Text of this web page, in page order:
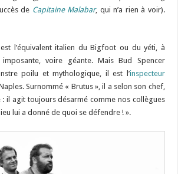
de Capitaine Malabar, qui n’a rien à voir).
l’équivalent italien du Bigfoot ou du yéti, à
voire géante. Mais Bud Spencer
poilu et mythologique, il est l’inspecteur
Surnommé « Brutus », il a selon son chef,
il agit toujours désarmé comme nos collègues
lui a donné de quoi se défendre ! ».